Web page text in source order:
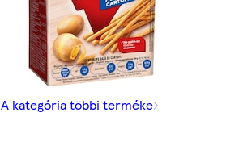
A kategória többi terméke